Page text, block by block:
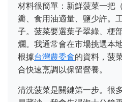
材料很簡單：新鮮菠菜一把
瓣、食用油適量、鹽少許。
子。菠菜要選葉子翠綠、梗
爛。我通常會在市場挑選本
根據台灣農委會的資料，菠
合快速烹調以保留營養。
清洗菠菜是關鍵第一步。很